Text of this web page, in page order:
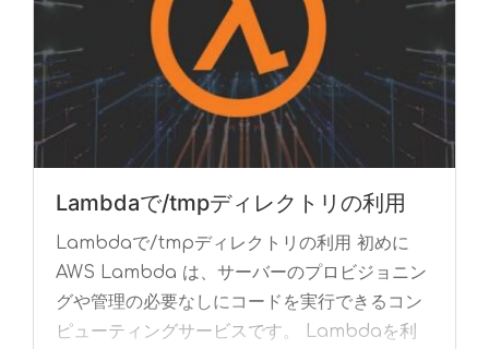
Lambdaで/tmpディレクトリの利用
Lambdaで/tmpディレクトリの利用 初めに
AWS Lambda は、サーバーのプロビジョニン
グや管理の必要なしにコードを実行できるコン
ピューティングサービスです。 Lambdaを利